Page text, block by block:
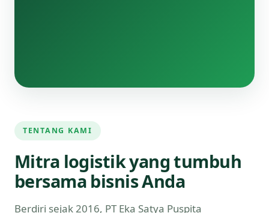
TENTANG KAMI
Mitra logistik yang tumbuh
bersama bisnis Anda
Berdiri sejak 2016, PT Eka Satya Puspita